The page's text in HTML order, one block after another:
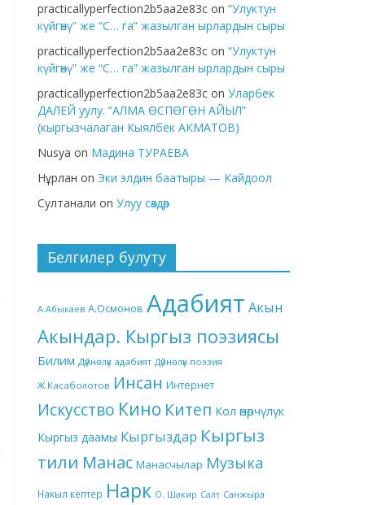
practicallyperfection2b5aa2e83c on “Улуктун
күйгөнү” же “С… га” жазылган ырлардын сыры
practicallyperfection2b5aa2e83c on “Улуктун
күйгөнү” же “С… га” жазылган ырлардын сыры
practicallyperfection2b5aa2e83c on Уларбек
ДАЛЕЙ уулу. “АЛМА ӨСПӨГӨН АЙЫЛ”
(кыргызчалаган Кыялбек АКМАТОВ)
Nusya on Мадина ТУРАЕВА
Нұрлан on Эки элдин баатыры — Кайдоол
Султанали on Улуу сөздөр
Белгилер булуту
А.Абыкаев А.Осмонов Адабият Акын
Акындар. Кыргыз поэзиясы
Билим Дүйнөлүк адабият Дүйнөлүк поэзия
Ж.Касаболотов Инсан Интернет
Искусство Кино Китеп Кол өнөрчүлүк
Кыргыз даамы Кыргыздар Кыргыз
тили Манас Манасчылар Музыка
Накыл кептер Нарк О. Шакир Салт Санжыра